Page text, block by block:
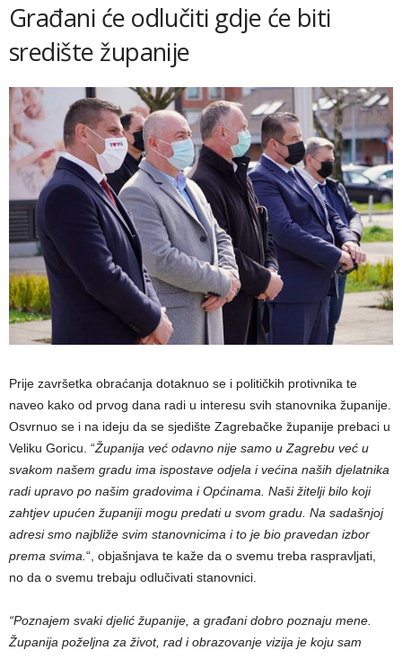
Građani će odlučiti gdje će biti
središte županije
Prije završetka obraćanja dotaknuo se i političkih protivnika te
naveo kako od prvog dana radi u interesu svih stanovnika županije.
Osvrnuo se i na ideju da se sjedište Zagrebačke županije prebaci u
Veliku Goricu. “Županija već odavno nije samo u Zagrebu već u
svakom našem gradu ima ispostave odjela i većina naših djelatnika
radi upravo po našim gradovima i Općinama. Naši žitelji bilo koji
zahtjev upućen županiji mogu predati u svom gradu. Na sadašnjoj
adresi smo najbliže svim stanovnicima i to je bio pravedan izbor
prema svima. “, objašnjava te kaže da o svemu treba raspravljati,
no da o svemu trebaju odlučivati stanovnici.
“Poznajem svaki djelić županije, a građani dobro poznaju mene.
Županija poželjna za život, rad i obrazovanje vizija je koju sam